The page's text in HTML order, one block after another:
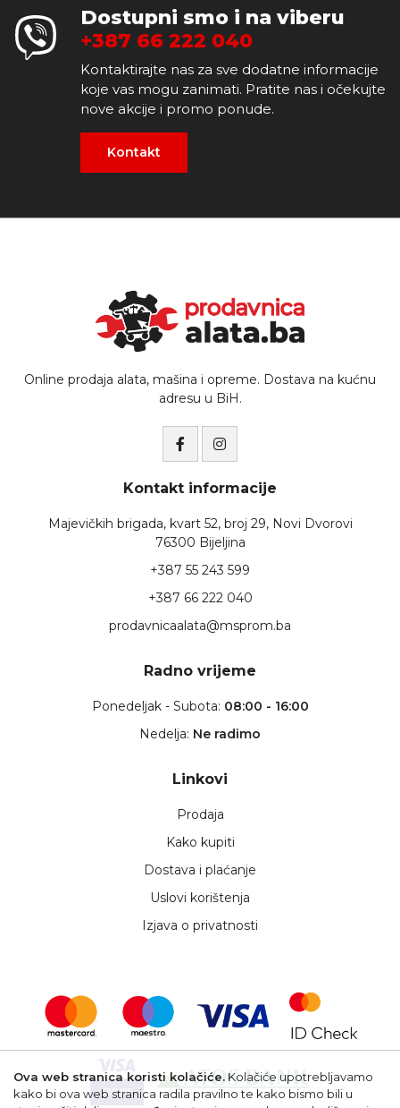
Dostupni smo i na viberu
+387 66 222 040
Kontaktirajte nas za sve dodatne informacije
koje vas mogu zanimati. Pratite nas i očekujte
nove akcije i promo ponude.
Kontakt
Online prodaja alata, mašina i opreme. Dostava na kućnu
adresu u BiH.
Kontakt informacije
Majevičkih brigada, kvart 52, broj 29, Novi Dvorovi
76300 Bijeljina
+387 55 243 599
+387 66 222 040
prodavnicaalata@msprom.ba
Radno vrijeme
Ponedeljak - Subota: 08:00 - 16:00
Nedelja: Ne radimo
Linkovi
Prodaja
Kako kupiti
Dostava i plaćanje
Uslovi korištenja
Izjava o privatnosti
Ova web stranica koristi kolačiće. Kolačiće upotrebljavamo
kako bi ova web stranica radila pravilno te kako bismo bili u